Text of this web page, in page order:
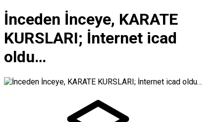
İnceden İnceye, KARATE
KURSLARI; İnternet icad
oldu…